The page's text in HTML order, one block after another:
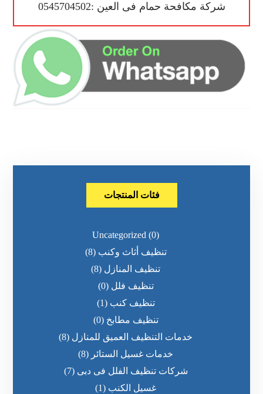
شركة مكافحة حمام فى العين :0545704502
فئات المنتجات
Uncategorized (0)
تنظيف أثاث وكنب (8)
تنظيف المنازل (8)
تنظيف فلل (0)
تنظيف كنب (1)
تنظيف مطابخ (0)
خدمات التنظيف العميق للمنازل (8)
خدمات غسيل الستائر (8)
شركات تنظيف الفلل فى دبى (7)
غسيل الكنب (1)